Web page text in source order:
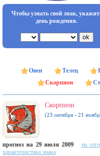
Чтобы узнать свой знак,
день рождения.
Овен Телец
Скорпион
Скорпион
(23 октября - 21
прогноз на 29 июля 2009
на
характеристика знака